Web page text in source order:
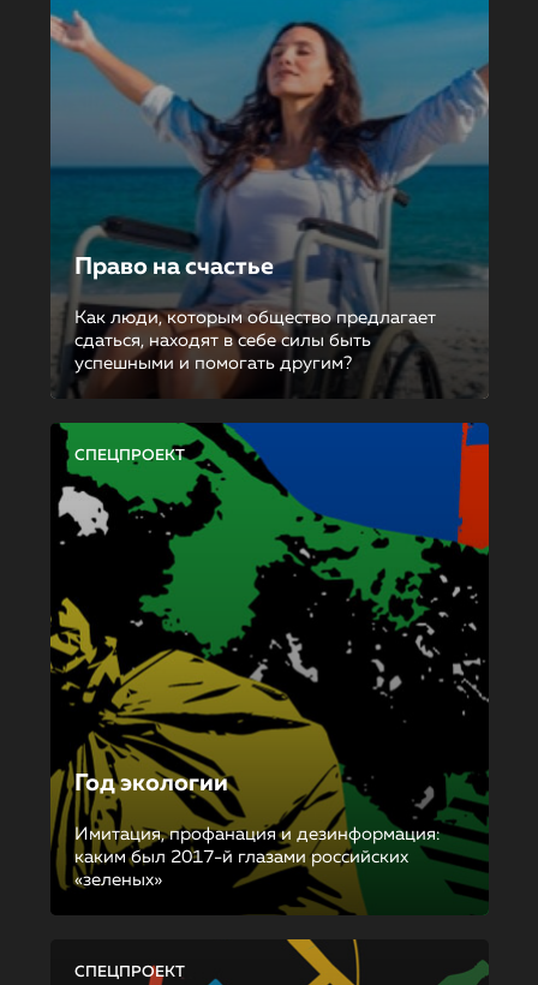
Право на счастье
Как люди, которым общество предлагает
сдаться, находят в себе силы быть
успешными и помогать другим?
СПЕЦПРОЕКТ
Год экологии
Имитация, профанация и дезинформация:
каким был 2017-й глазами российских
«зеленых»
СПЕЦПРОЕКТ